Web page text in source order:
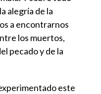
alegría de la
a encontrarnos
los muertos,
pecado y de la
este